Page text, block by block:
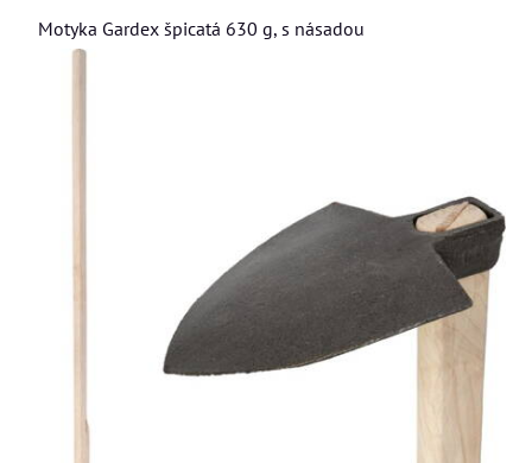
Motyka Gardex špicatá 630 g, s násadou